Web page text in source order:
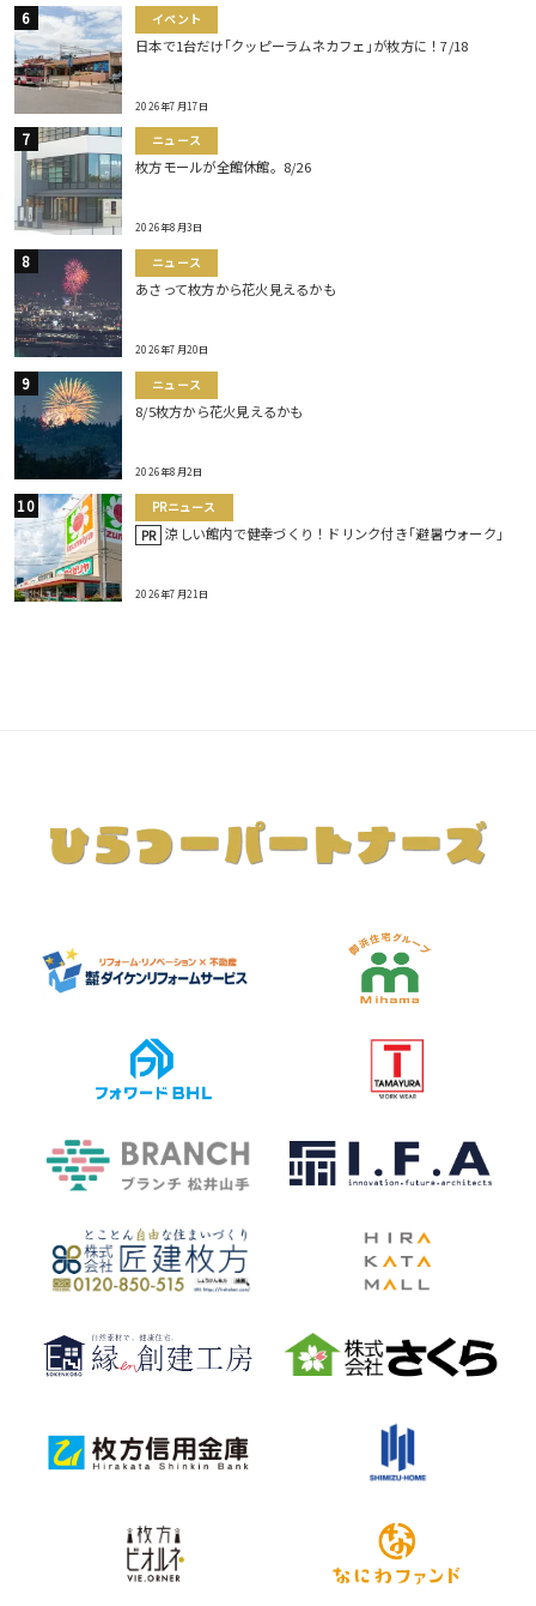
イベント
日本で1台だけ｢クッピーラムネカフェ｣が枚方に！7/18
2026年7月17日
ニュース
枚方モールが全館休館。8/26
2026年8月3日
ニュース
あさって枚方から花火見えるかも
2026年7月20日
ニュース
8/5枚方から花火見えるかも
2026年8月2日
PRニュース
PR 涼しい館内で健幸づくり！ドリンク付き｢避暑ウォーク｣
2026年7月21日